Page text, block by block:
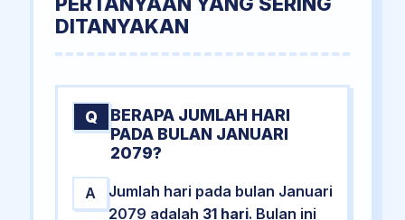
DITANYAKAN
Q
BERAPA JUMLAH HARI
PADA BULAN JANUARI
2079?
A
Jumlah hari pada bulan Januari
2079 adalah 31 hari. Bulan ini